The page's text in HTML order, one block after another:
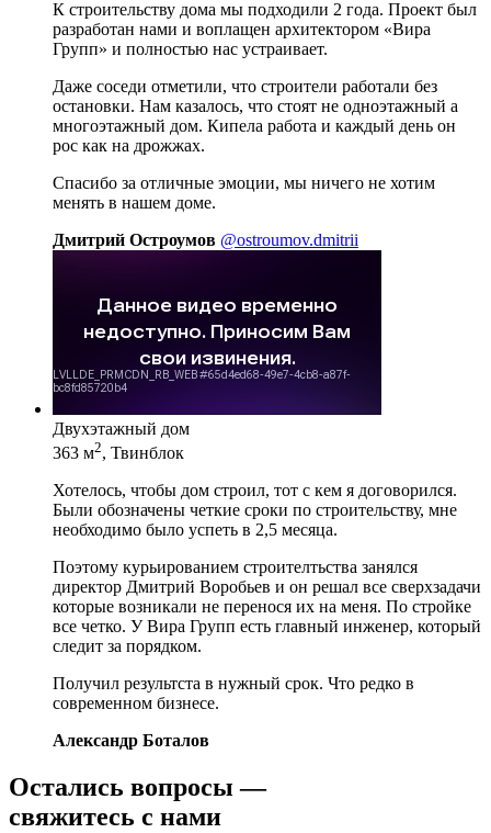
К строительству дома мы подходили 2 года. Проект был
разработан нами и воплащен архитектором «Вира
Групп» и полностью нас устраивает.
Даже соседи отметили, что строители работали без
остановки. Нам казалось, что стоят не одноэтажный а
многоэтажный дом. Кипела работа и каждый день он
рос как на дрожжах.
Спасибо за отличные эмоции, мы ничего не хотим
менять в нашем доме.
Дмитрий Остроумов @ostroumov.dmitrii
Двухэтажный дом
363 м2, Твинблок
Хотелось, чтобы дом строил, тот с кем я договорился.
Были обозначены четкие сроки по строительству, мне
необходимо было успеть в 2,5 месяца.
Поэтому курьированием строителтьства занялся
директор Дмитрий Воробьев и он решал все сверхзадачи
которые возникали не перенося их на меня. По стройке
все четко. У Вира Групп есть главный инженер, который
следит за порядком.
Получил результста в нужный срок. Что редко в
современном бизнесе.
Александр Боталов
Остались вопросы —
свяжитесь с нами